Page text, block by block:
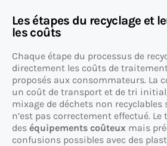
Les étapes du recyclage et
les coûts
Chaque étape du processus de
directement les coûts de
proposés aux consommateurs. La
un coût de transport et de tri
mixage de déchets non recyclables
n’est pas correctement effectué.
des équipements coûteux mais
confusions possibles avec des